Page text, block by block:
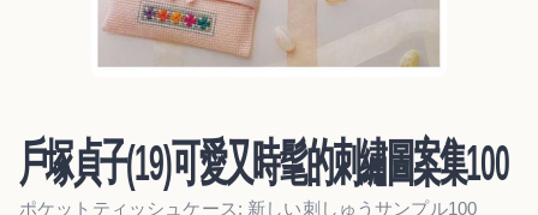
戶塚貞子(19)可愛又時髦的刺繡圖案集100
ポケットティッシュケース: 新しい刺しゅうサンプル100